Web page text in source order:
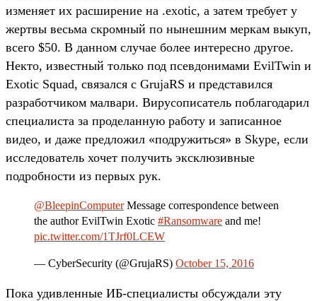
изменяет их расширение на .exotic, а затем требует у
жертвы весьма скромный по нынешним меркам выкуп,
всего $50. В данном случае более интересно другое.
Некто, известный только под псевдонимами EvilTwin и
Exotic Squad, связался с GrujaRS и представился
разработчиком малвари. Вирусописатель поблагодарил
специалиста за проделанную работу и записанное
видео, и даже предложил «подружиться» в Skype, если
исследователь хочет получить эксклюзивные
подробности из первых рук.
@BleepinComputerMessage correspondence between
the author EvilTwin Exotic #Ransomware and me!
pic.twitter.com/1TJrf0LCEW
— CyberSecurity (@GrujaRS) October 15, 2016
Пока удивленные ИБ-специалисты обсуждали эту